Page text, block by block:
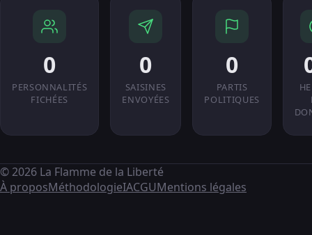
0
PERSONNALITÉS
FICHÉES
0
SAISINES
ENVOYÉES
0
PARTIS
POLITIQUES
© 2026 La Flamme de la Liberté
À proposMéthodologieIACGUMentions légales